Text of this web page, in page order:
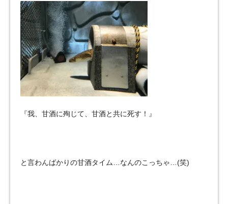
『我、甘酒に殉じて、甘酒と共に死す！』
と言わんばかりの甘酒タイム…なんのこっちゃ…(笑)